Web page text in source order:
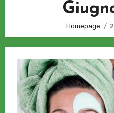
Homepage